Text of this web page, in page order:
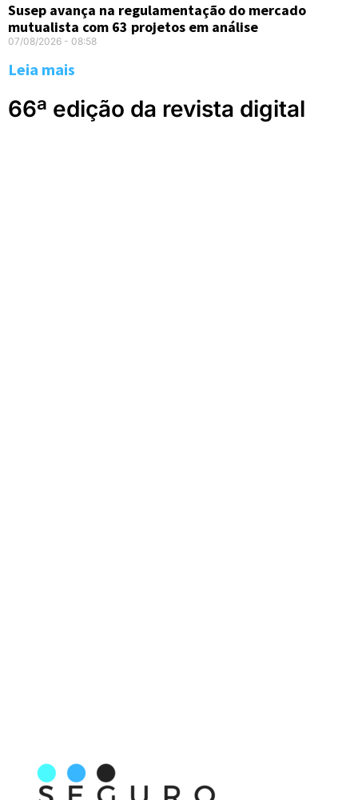
Susep avança na regulamentação do mercado
mutualista com 63 projetos em análise
07/08/2026 08:58
Leia mais
66ª edição da revista digital